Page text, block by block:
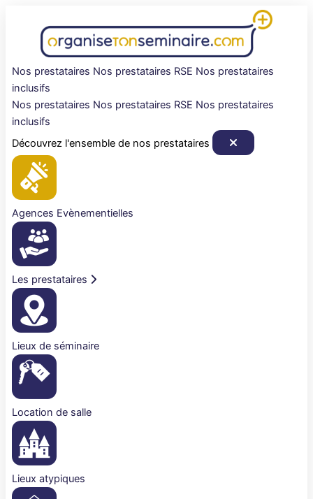
Nos prestataires Nos prestataires RSE Nos prestataires
inclusifs
Nos prestataires Nos prestataires RSE Nos prestataires
inclusifs
Découvrez l'ensemble de nos prestataires
Agences Evènementielles
Les prestataires
Lieux de séminaire
Location de salle
Lieux atypiques